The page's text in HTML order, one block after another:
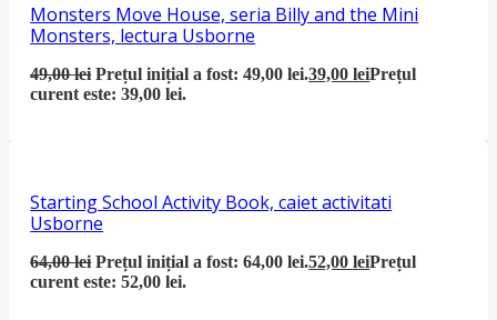
Monsters Move House, seria Billy and the Mini
Monsters, lectura Usborne
49,00lei Prețul inițial a fost: 49,00 lei.39,00leiPrețul
curent este: 39,00 lei.
Starting School Activity Book, caiet activitati
Usborne
64,00lei Prețul inițial a fost: 64,00 lei.52,00leiPrețul
curent este: 52,00 lei.